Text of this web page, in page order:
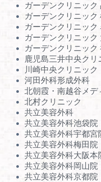
ガーデンクリニック
ガーデンクリニック
ガーデンクリニック
ガーデンクリニック
ガーデンクリニック
鹿児島三井中央クリ
川崎中央クリニック
河田外科形成外科
北朝霞・南越谷メデ
北村クリニック
共立美容外科
共立美容外科池袋院
共立美容外科宇都宮
共立美容外科梅田院
共立美容外科大阪本
共立美容外科岡山院
共立美容外科京都院